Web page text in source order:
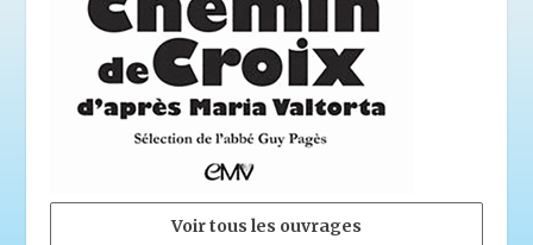
Voir tous les ouvrages